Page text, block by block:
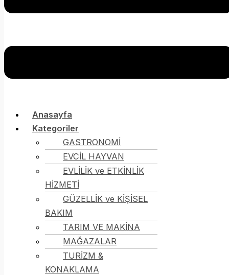
Anasayfa
Kategoriler
GASTRONOMİ
EVCİL HAYVAN
EVLİLİK ve ETKİNLİK
HİZMETİ
GÜZELLİK ve KİŞİSEL
BAKIM
TARIM VE MAKİNA
MAĞAZALAR
TURİZM &
KONAKLAMA